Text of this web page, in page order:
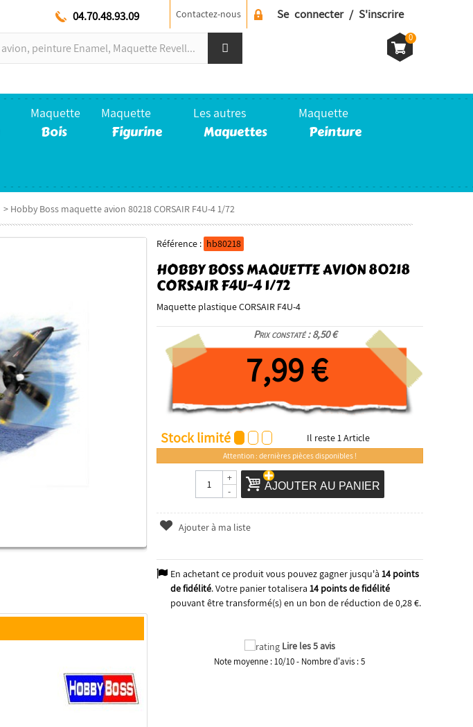
Se connecter / S'inscrire
Contactez-nous
04.70.48.93.09
0
Maquette
Bois
Maquette
Figurine
Les autres
Maquettes
Maquette
Peinture
> Hobby Boss maquette avion 80218 CORSAIR F4U-4 1/72
Référence : hb80218
HOBBY BOSS MAQUETTE AVION 80218
CORSAIR F4U-4 1/72
Maquette plastique CORSAIR F4U-4
Prix constaté : 8,50 €
7,99 €
Stock limité Il reste1Article
Attention : dernières pièces disponibles !
-
+
AJOUTER AU PANIER
Ajouter à ma liste
En achetant ce produit vous pouvez gagner jusqu'à 14points
de fidélité. Votre panier totalisera 14points de fidélité
pouvant être transformé(s) en un bon de réduction de0,28 €.
Lire les 5 avis
Note moyenne :10/10- Nombre d'avis :5